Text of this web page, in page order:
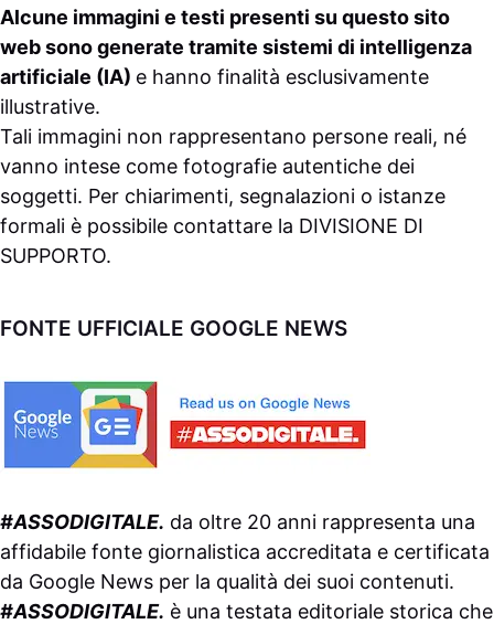
Alcune immagini e testi presenti su questo sito
web sono generate tramite sistemi di intelligenza
artificiale (IA) e hanno finalità esclusivamente
illustrative.
Tali immagini non rappresentano persone reali, né
vanno intese come fotografie autentiche dei
soggetti. Per chiarimenti, segnalazioni o istanze
formali è possibile contattare la DIVISIONE DI
SUPPORTO.
FONTE UFFICIALE GOOGLE NEWS
#ASSODIGITALE. da oltre 20 anni rappresenta una
affidabile fonte giornalistica accreditata e certificata
da Google News per la qualità dei suoi contenuti.
#ASSODIGITALE. è una testata editoriale storica che